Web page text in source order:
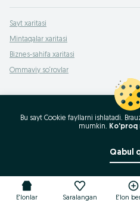
Sayt xaritasi
Mintaqalar xaritasi
Biznes-sahifa xaritasi
Ommaviy so‘rovlar
E'lonlar Saralangan E'lon
Bu sayt Cookie fayllarni ishlatadi.
mumkin. Ko'proq
Qabul